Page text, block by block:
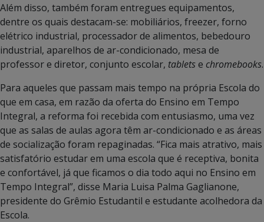
Além disso, também foram entregues equipamentos,
dentre os quais destacam-se: mobiliários, freezer, forno
elétrico industrial, processador de alimentos, bebedouro
industrial, aparelhos de ar-condicionado, mesa de
professor e diretor, conjunto escolar, tabletse chromebooks.
Para aqueles que passam mais tempo na própria Escola do
que em casa, em razão da oferta do Ensino em Tempo
Integral, a reforma foi recebida com entusiasmo, uma vez
que as salas de aulas agora têm ar-condicionado e as áreas
de socialização foram repaginadas. “Fica mais atrativo, mais
satisfatório estudar em uma escola que é receptiva, bonita
e confortável, já que ficamos o dia todo aqui no Ensino em
Tempo Integral”, disse Maria Luisa Palma Gaglianone,
presidente do Grêmio Estudantil e estudante acolhedora da
Escola.